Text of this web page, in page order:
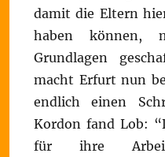
damit die Eltern
haben können,
Grundlagen
macht Erfurt nun
endlich einen
Kordon fand Lob:
für ihre